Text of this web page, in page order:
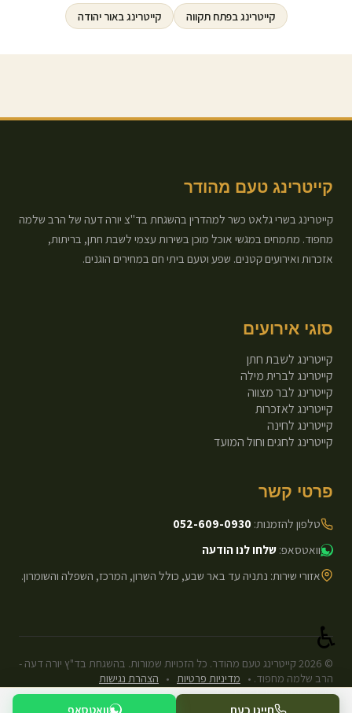
קייטרינג בפתח תקווה קייטרינג באור יהודה
קייטרינג טעם מהודר
קייטרינג בשרי גלאט כשר למהדרין בהשגחת בד"צ יורה דעה של הרב שלמה
מחפוד. מתמחים במגשי אוכל מוכן בשירות עצמי לשבת חתן, בריתות,
אזכרות ואירועים קטנים. שפע וטעם ביתי חם במחירים הוגנים.
סוגי אירועים
קייטרינג לשבת חתן
קייטרינג לברית מילה
קייטרינג לבר מצווה
קייטרינג לאזכרות
קייטרינג לחינה
קייטרינג לחגים וחול המועד
פרטי קשר
טלפון להזמנות: 052-609-0930
וואטסאפ: שלחו לנו הודעה
אזורי שירות: נתניה עד באר שבע, כולל השרון, המרכז, השפלה והשומרון.
©
2026קייטרינג טעם מהודר. כל הזכויות שמורות. בהשגחת בד"ץ יורה דעה -
הרב שלמה מחפוד. • מדיניות פרטיות • הצהרת נגישות
עיצוב ופיתוח: Next.js Static.
חייגו כעת וואטסאפ
♿